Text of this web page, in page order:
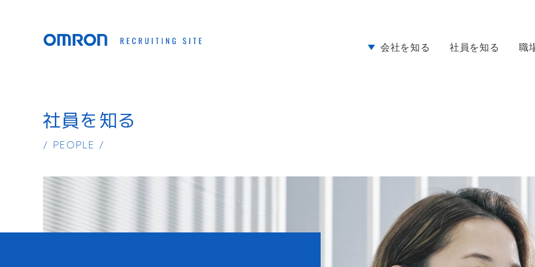
会社を知る 社員を知る 職
社員を知る
/ PEOPLE /